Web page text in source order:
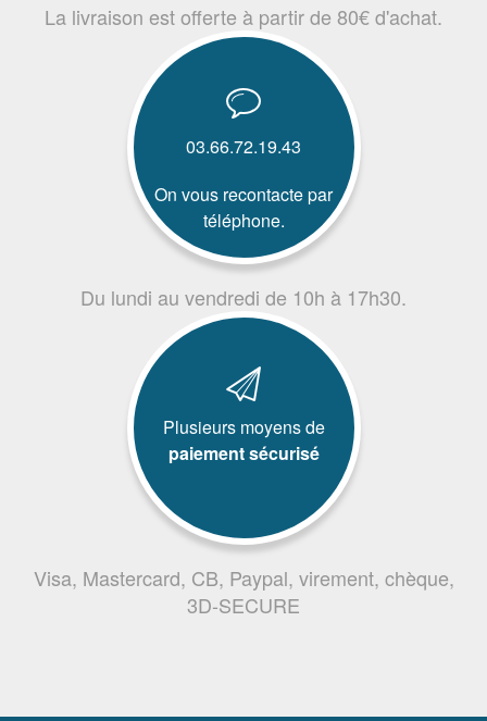
La livraison est offerte à partir de 80€ d'achat.
03.66.72.19.43
On vous recontacte par
téléphone.
Du lundi au vendredi de 10h à 17h30.
Plusieurs moyens de
paiement sécurisé
Visa, Mastercard, CB, Paypal, virement, chèque,
3D-SECURE